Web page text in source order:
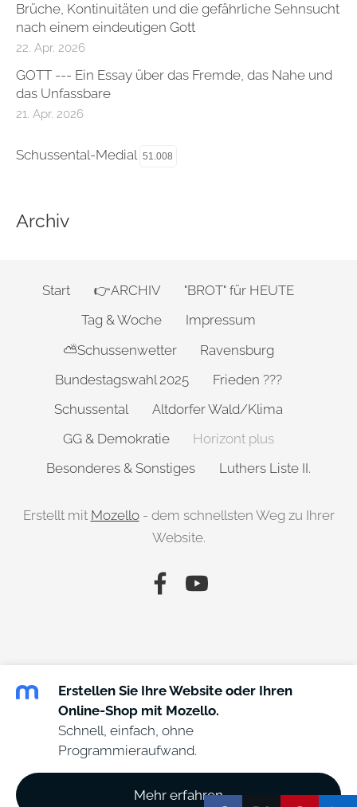
Brüche, Kontinuitäten und die gefährliche Sehnsucht
nach einem eindeutigen Gott
22. Apr. 2026
GOTT --- Ein Essay über das Fremde, das Nahe und
das Unfassbare
21. Apr. 2026
Schussental-Medial 51.008
Archiv
Start 👉ARCHIV
"BROT" für HEUTE
Tag & Woche
Impressum
⛅Schussenwetter
Ravensburg
Bundestagswahl 2025
Frieden ???
Schussental
Altdorfer Wald/Klima
GG & Demokratie
Horizont plus
Besonderes & Sonstiges
Luthers Liste II.
Erstellt mit Mozello- dem schnellsten Weg zu Ihrer
Website.
Erstellen Sie Ihre Website oder Ihren
Online-Shop mit Mozello.
Schnell, einfach, ohne
Programmieraufwand.
Mehr erfahren